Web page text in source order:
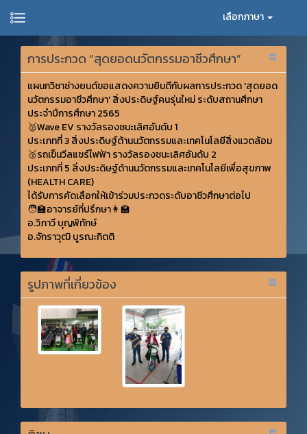
เลือกภาษา
การประกวด “สุดยอดนวัตกรรมอาชีวศึกษา”
แผนกวิชาช่างยนต์ขอแสดงความยินดีกับผลการประกวด 'สุดยอด
นวัตกรรมอาชีวศึกษา' สิ่งประดิษฐ์คนรุ่นใหม่ ระดับสถานศึกษา
ประจำปีการศึกษา 2565
🥈Wave EV รางวัลรองชนะเลิศอันดับ 1
ประเภทที่ 3 สิ่งประดิษฐ์ด้านนวัตกรรมและเทคโนโลยีสิ่งแวดล้อม
🥉รถเข็นวีลแชร์ไฟฟ้า รางวัลรองชนะเลิศอันดับ 2
ประเภทที่ 5 สิ่งประดิษฐ์ด้านนวัตกรรมและเทคโนโลยีเพื่อสุขภาพ
(HEALTH CARE)
ได้รับการคัดเลือกให้เข้าร่วมประกวดระดับอาชีวศึกษาต่อไป
🧑‍🏫อาจารย์ที่ปรึกษา👩‍🏫
อ.วิภาวี บุญพิทักษ์
อ.จักราวุฒิ บูรณะกิตติ
รูปภาพที่เกี่ยวข้อง